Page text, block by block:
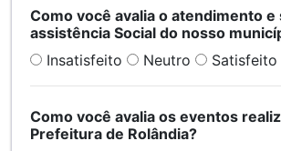
Como você avalia o atendimento e
assistência Social do nosso
Insatisfeito
Neutro Satisfeito
Como você avalia os eventos
Prefeitura de Rolândia?